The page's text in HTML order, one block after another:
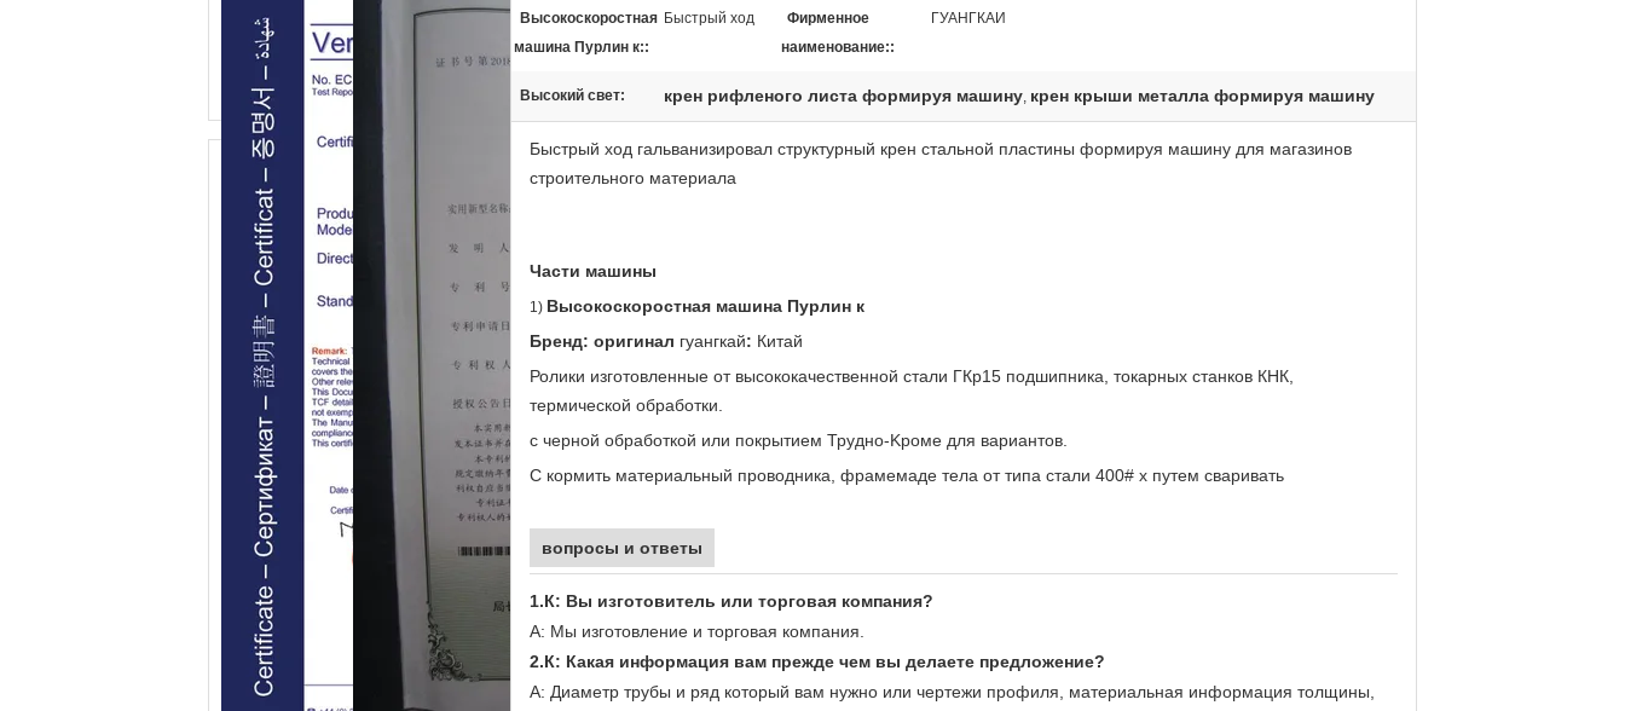
Высокоскоростная
машина Пурлин к::
Быстрый ход
Фирменное
наименование::
ГУАНГКАИ
Высокий свет: крен рифленого листа формируя машину, крен крыши металла формируя машину
Быстрый ход гальванизировал структурный крен стальной пластины формируя машину для магазинов
строительного материала
Части машины
1) Высокоскоростная машина Пурлин к
Бренд: оригинал гуангкай: Китай
Ролики изготовленные от высококачественной стали ГКр15 подшипника, токарных станков КНК,
термической обработки.
с черной обработкой или покрытием Трудно-Kроме для вариантов.
С кормить материальный проводника, фрамемаде тела от типа стали 400# х путем сваривать
вопросы и ответы
1.К: Вы изготовитель или торговая компания?
А: Мы изготовление и торговая компания.
2.К: Какая информация вам прежде чем вы делаете предложение?
А: Диаметр трубы и ряд который вам нужно или чертежи профиля, материальная информация толщины,